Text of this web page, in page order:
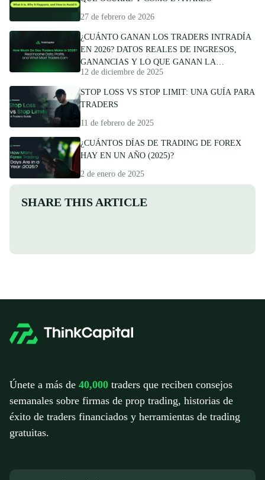
27 de febrero de 2026
¿CUÁNTO GANAN LOS TRADERS INTRADÍA
EN 2026? DATOS REALES DE INGRESOS,
GANANCIAS Y LO QUE GANAN LA
MAYORÍA DE TRADERS
12 de diciembre de 2025
STOP LOSS VS STOP LIMIT: UNA GUÍA PARA
TRADERS
11 de febrero de 2025
¿CUÁNTOS DÍAS DE TRADING DE FOREX
HAY EN UN AÑO (2025)?
2 de enero de 2025
SHARE THIS ARTICLE
Únete a más de 40,000 traders que reciben consejos
semanales sobre firmas de prop trading, historias de
éxito de traders financiados y herramientas de trading
gratuitas.